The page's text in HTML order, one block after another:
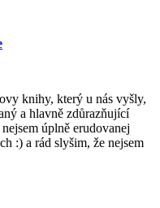
knihy, který u nás vyšly,
a hlavně zdůrazňující
úplně erudovanej
:) a rád slyšim, že nejsem